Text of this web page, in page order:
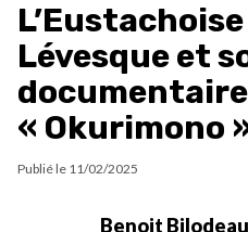
Lévesque et
documentaire
« Okurimono
Publié le 11/02/2025
Benoit Bilodeau